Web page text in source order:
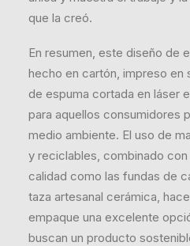
que la creó.
En resumen, este diseño de
hecho en cartón, impreso en
de espuma cortada en láser
para aquellos consumidores
medio ambiente. El uso de
y reciclables, combinado
calidad como las fundas de
taza artesanal cerámica,
empaque una excelente
buscan un producto